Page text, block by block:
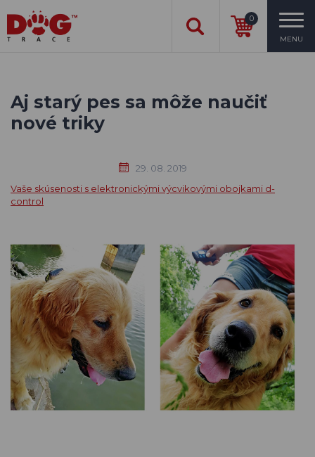
0
MENU
Aj starý pes sa môže naučiť
nové triky
29. 08. 2019
Vaše skúsenosti s elektronickými výcvikovými obojkami d-
control